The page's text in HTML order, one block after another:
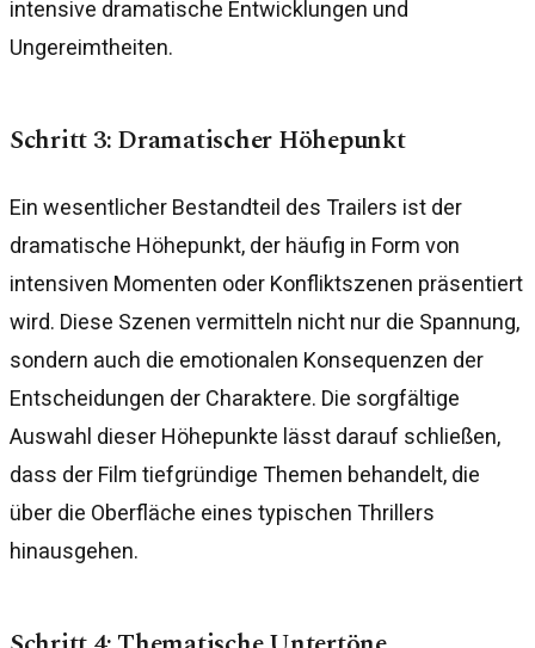
intensive dramatische Entwicklungen und
Ungereimtheiten.
Schritt 3: Dramatischer Höhepunkt
Ein wesentlicher Bestandteil des Trailers ist der
dramatische Höhepunkt, der häufig in Form von
intensiven Momenten oder Konfliktszenen präsentiert
wird. Diese Szenen vermitteln nicht nur die Spannung,
sondern auch die emotionalen Konsequenzen der
Entscheidungen der Charaktere. Die sorgfältige
Auswahl dieser Höhepunkte lässt darauf schließen,
dass der Film tiefgründige Themen behandelt, die
über die Oberfläche eines typischen Thrillers
hinausgehen.